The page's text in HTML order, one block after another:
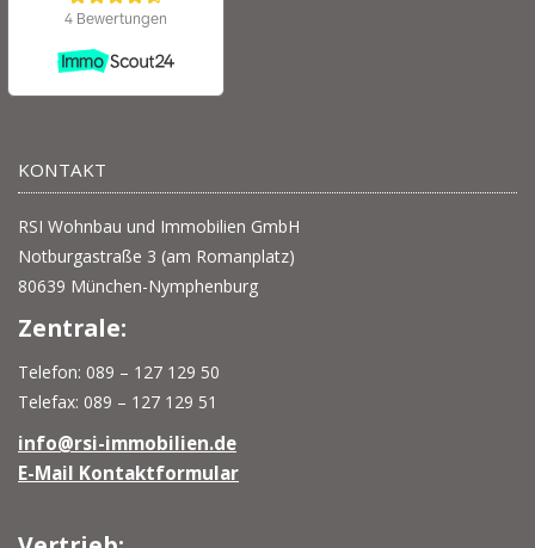
KONTAKT
RSI Wohnbau und Immobilien GmbH
Notburgastraße 3 (am Romanplatz)
80639 München-Nymphenburg
Zentrale:
Telefon: 089 – 127 129 50
Telefax: 089 – 127 129 51
info@rsi-immobilien.de
E-Mail Kontaktformular